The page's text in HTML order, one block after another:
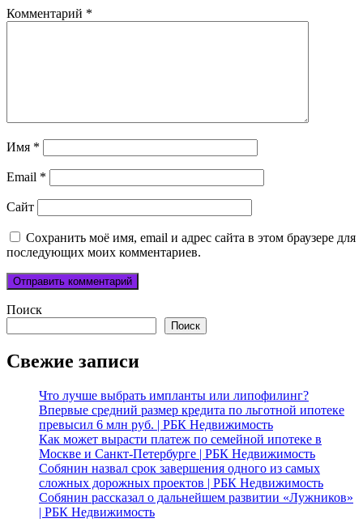
Комментарий *
Имя *
Email *
Сайт
Сохранить моё имя, email и адрес сайта в этом браузере для
последующих моих комментариев.
Поиск
Поиск
Свежие записи
Что лучше выбрать импланты или липофилинг?
Впервые средний размер кредита по льготной ипотеке
превысил 6 млн руб. | РБК Недвижимость
Как может вырасти платеж по семейной ипотеке в
Москве и Санкт-Петербурге | РБК Недвижимость
Собянин назвал срок завершения одного из самых
сложных дорожных проектов | РБК Недвижимость
Собянин рассказал о дальнейшем развитии «Лужников»
| РБК Недвижимость